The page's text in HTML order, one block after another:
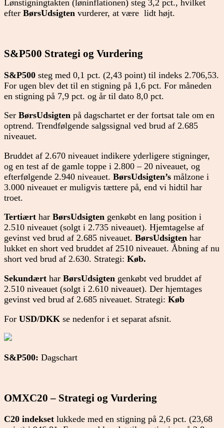
Lønstigningtakten (løninflationen) steg 3,2 pct., hvilket
efter BørsUdsigten vurderer, at være lidt højt.
S&P500 Strategi og Vurdering
S&P500 steg med 0,1 pct. (2,43 point) til indeks 2.706,53.
For ugen blev det til en stigning på 1,6 pct. For måneden
en stigning på 7,9 pct. og år til dato 8,0 pct.
Ser BørsUdsigten på dagschartet er der fortsat tale om en
optrend. Trendfølgende salgssignal ved brud af 2.685
niveauet.
Bruddet af 2.670 niveauet indikere yderligere stigninger,
og en test af de gamle toppe i 2.800 – 20 niveauet, og
efterfølgende 2.940 niveauet. BørsUdsigten’s målzone i
3.000 niveauet er muligvis tættere på, end vi hidtil har
troet.
Tertiært har BørsUdsigten genkøbt en lang position i
2.510 niveauet (solgt i 2.735 niveauet). Hjemtagelse af
gevinst ved brud af 2.685 niveauet. BørsUdsigten har
lukket en short ved bruddet af 2510 niveauet. Åbning af nu
short ved brud af 2.630. Strategi: Køb.
Sekundært har BørsUdsigten genkøbt ved bruddet af
2.510 niveauet (solgt i 2.610 niveauet). Der hjemtages
gevinst ved brud af 2.685 niveauet. Strategi: Køb
For USD/DKK se nedenfor i et separat afsnit.
S&P500: Dagschart
OMXC20 – Strategi og Vurdering
C20 indekset lukkede med en stigning på 2,6 pct. (23,68